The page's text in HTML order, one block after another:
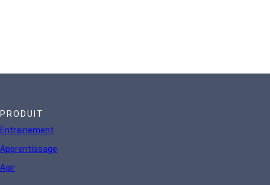
PRODUIT
Entrainement
Apprentissage
Agir